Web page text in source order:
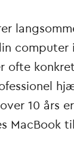
ofte
10 års
MacBook